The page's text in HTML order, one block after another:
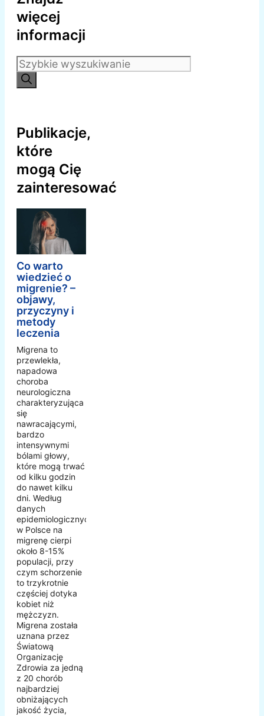
więcej
informacji
Szukaj:
Publikacje,
które
mogą Cię
zainteresować
Co warto
wiedzieć o
migrenie? –
objawy,
przyczyny i
metody
leczenia
Migrena to
przewlekła,
napadowa
choroba
neurologiczna
charakteryzująca
się
nawracającymi,
bardzo
intensywnymi
bólami głowy,
które mogą trwać
od kilku godzin
do nawet kilku
dni. Według
danych
epidemiologicznych,
w Polsce na
migrenę cierpi
około 8-15%
populacji, przy
czym schorzenie
to trzykrotnie
częściej dotyka
kobiet niż
mężczyzn.
Migrena została
uznana przez
Światową
Organizację
Zdrowia za jedną
z 20 chorób
najbardziej
obniżających
jakość życia,